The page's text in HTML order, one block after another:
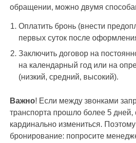
обращении, можно двумя
Оплатить бронь (внести
первых суток после
Заключить договор на
на календарный год или на
(низкий, средний, высокий).
Важно! Если между звонками
транспорта прошло более 5 дней,
кардинально измениться.
бронирование: попросите